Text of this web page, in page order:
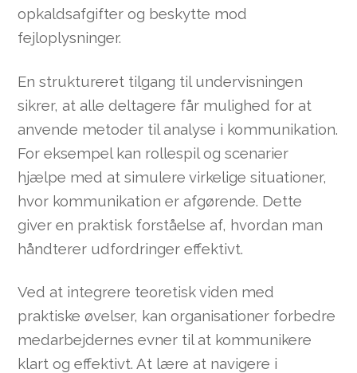
opkaldsafgifter og beskytte mod
fejloplysninger.
En struktureret tilgang til undervisningen
sikrer, at alle deltagere får mulighed for at
anvende metoder til analyse i kommunikation.
For eksempel kan rollespil og scenarier
hjælpe med at simulere virkelige situationer,
hvor kommunikation er afgørende. Dette
giver en praktisk forståelse af, hvordan man
håndterer udfordringer effektivt.
Ved at integrere teoretisk viden med
praktiske øvelser, kan organisationer forbedre
medarbejdernes evner til at kommunikere
klart og effektivt. At lære at navigere i